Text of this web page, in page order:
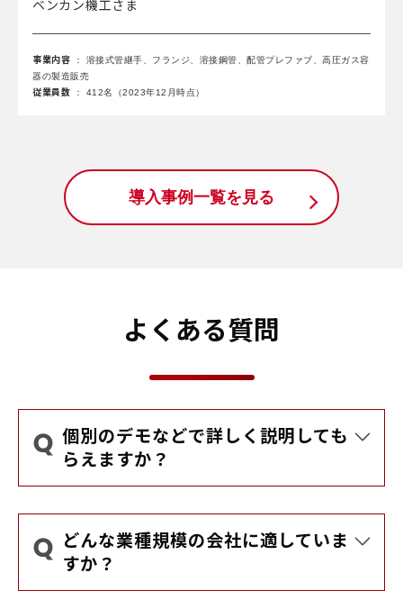
ベンカン機工さま
事業内容 ： 溶接式管継手、フランジ、溶接鋼管、配管プレファブ、高圧ガス容
器の製造販売
従業員数 ： 412名（2023年12月時点）
導入事例一覧を見る
よくある質問
個別のデモなどで詳しく説明しても
らえますか？
はい、可能です。
お申し込みの際に、お客さまのご要望
や業種・業態などをお知らせいただけ
どんな業種規模の会社に適していま
すか？
中堅・中小規模の幅広い業種のお客さ